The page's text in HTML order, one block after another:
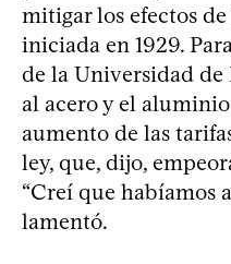
mitigar los efectos
iniciada en 1929.
de la Universidad de
al acero y el
aumento de las
ley, que, dijo,
“Creí que habíamos
lamentó.